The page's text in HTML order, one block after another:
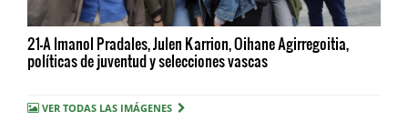
21-A Imanol Pradales, Julen Karrion, Oihane Agirregoitia,
políticas de juventud y selecciones vascas
VER TODAS LAS IMÁGENES